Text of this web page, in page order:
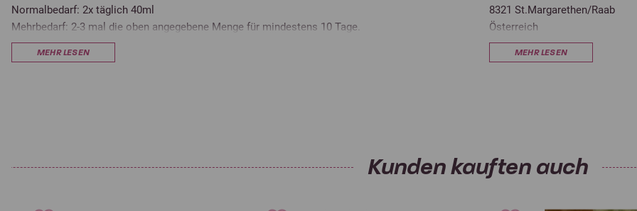
Normalbedarf: 2x täglich 40ml
Mehrbedarf: 2-3 mal die oben angegebene Menge für mindestens 10 Tage.
Wir empfehlen eine Fütterungsdauer von mindestens drei Wochen.
MEHR LESEN
Rohfett
Rohasche
8321 St.Margarethen/Raab
Österreich
office@ewalia.com
MEHR LESEN
Kunden kauften auch